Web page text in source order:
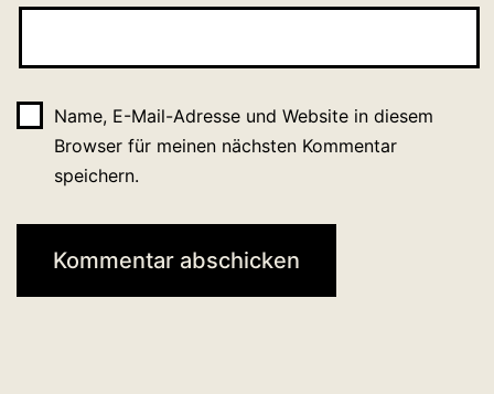
Name, E-Mail-Adresse und Website in diesem
Browser für meinen nächsten Kommentar
speichern.